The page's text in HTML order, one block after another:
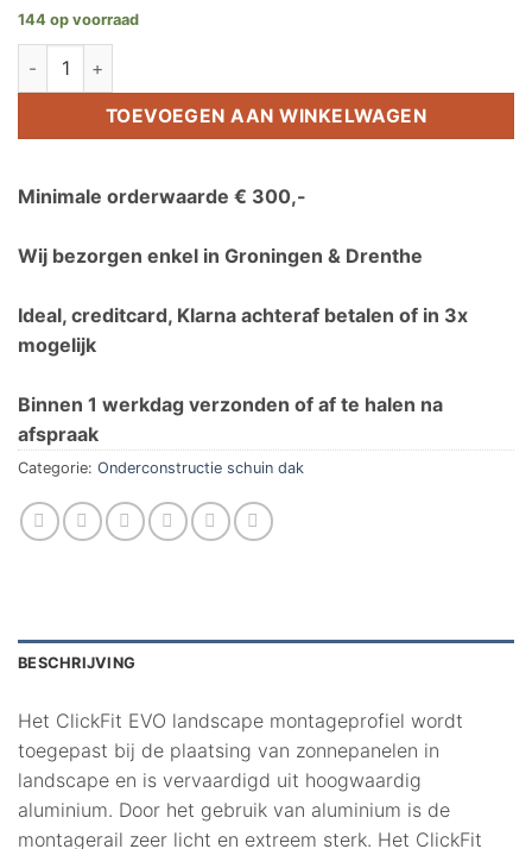
144 op voorraad
Clickfit EVO montageprofiel landscape aantal
TOEVOEGEN AAN WINKELWAGEN
Minimale orderwaarde € 300,-
Wij bezorgen enkel in Groningen & Drenthe
Ideal, creditcard, Klarna achteraf betalen of in 3x
mogelijk
Binnen 1 werkdag verzonden of af te halen na
afspraak
Categorie: Onderconstructie schuin dak
BESCHRIJVING
Het ClickFit EVO landscape montageprofiel wordt
toegepast bij de plaatsing van zonnepanelen in
landscape en is vervaardigd uit hoogwaardig
aluminium. Door het gebruik van aluminium is de
montagerail zeer licht en extreem sterk. Het ClickFit